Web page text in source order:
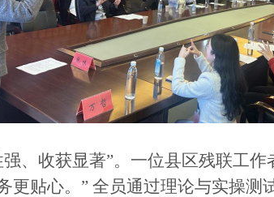
强、收获显著”。一位县区残联工作
贴心。” 全员通过理论与实操测